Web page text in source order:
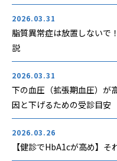
2026.03.31
脂質異常症は放置しないで
説
2026.03.31
下の血圧（拡張期血圧）が
因と下げるための受診目安
2026.03.26
【健診でHbA1cが高め】そ